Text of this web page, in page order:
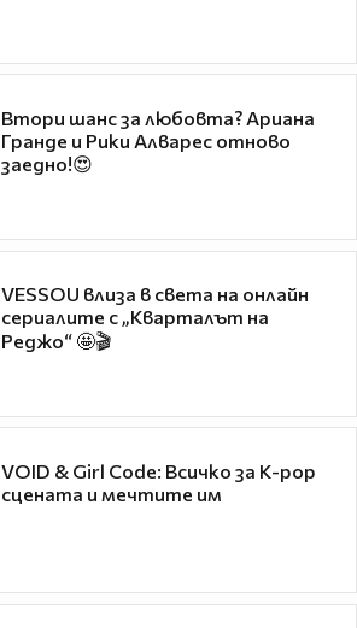
Втори шанс за любовта? Ариана
Гранде и Рики Алварес отново
заедно!😍
VESSOU влиза в света на онлайн
сериалите с „Кварталът на
Реджо“ 🤩🎬
VOID & Girl Code: Всичко за K-pop
сцената и мечтите им